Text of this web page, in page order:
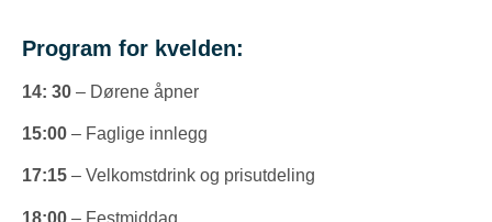
Program for kvelden:
14: 30 – Dørene åpner
15:00 – Faglige innlegg
17:15 – Velkomstdrink og prisutdeling
18:00 – Festmiddag